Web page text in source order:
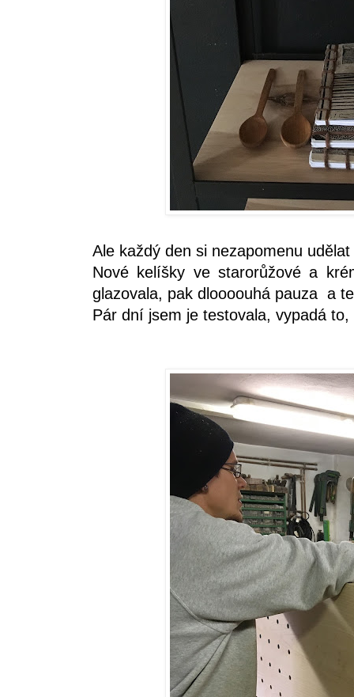
Ale každý den si nezapomenu
Nové kelíšky ve starorůžové a
glazovala, pak dloooouhá pauza a
Pár dní jsem je testovala, vypadá